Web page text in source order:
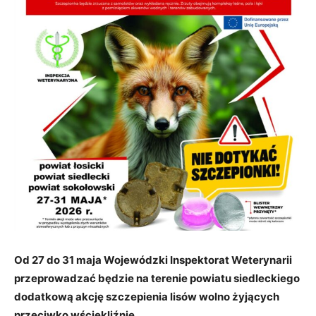
Od 27 do 31 maja Wojewódzki Inspektorat Weterynarii
przeprowadzać będzie na terenie powiatu siedleckiego
dodatkową akcję szczepienia lisów wolno żyjących